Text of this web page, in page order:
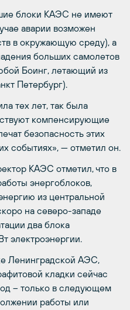
блоки КАЭС не имеют
аварии возможен
в окружающую среду), а
больших самолетов
Боинг, летающий из
Петербург).
тех лет, так была
компенсирующие
безопасность этих
событиях», — отметил он.
КАЭС отметил, что в
энергоблоков,
из центральной
на северо-западе
два блока
электроэнергии.
Ленинградской АЭС,
кладки сейчас
– только в следующем
работы или